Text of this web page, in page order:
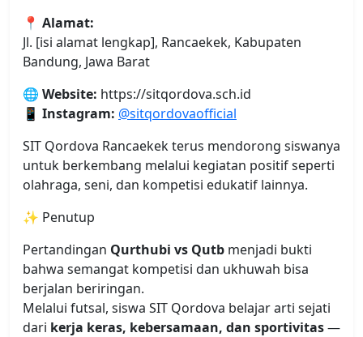
📍 Alamat:
Jl. [isi alamat lengkap], Rancaekek, Kabupaten
Bandung, Jawa Barat
🌐 Website: https://sitqordova.sch.id
📱 Instagram: @sitqordovaofficial
SIT Qordova Rancaekek terus mendorong siswanya
untuk berkembang melalui kegiatan positif seperti
olahraga, seni, dan kompetisi edukatif lainnya.
✨ Penutup
Pertandingan Qurthubi vs Qutb menjadi bukti
bahwa semangat kompetisi dan ukhuwah bisa
berjalan beriringan.
Melalui futsal, siswa SIT Qordova belajar arti sejati
dari kerja keras, kebersamaan, dan sportivitas—